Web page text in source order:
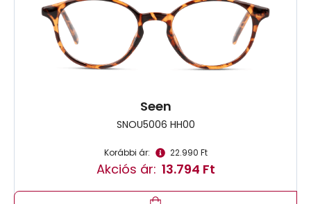
Seen
SNOU5006 HH00
Korábbi ár: 22.990 Ft
Akciós ár: 13.794 Ft